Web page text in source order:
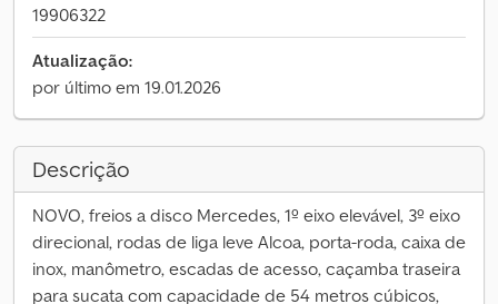
19906322
Atualização:
por último em 19.01.2026
Descrição
NOVO, freios a disco Mercedes, 1º eixo elevável, 3º eixo
direcional, rodas de liga leve Alcoa, porta-roda, caixa de
inox, manômetro, escadas de acesso, caçamba traseira
para sucata com capacidade de 54 metros cúbicos,